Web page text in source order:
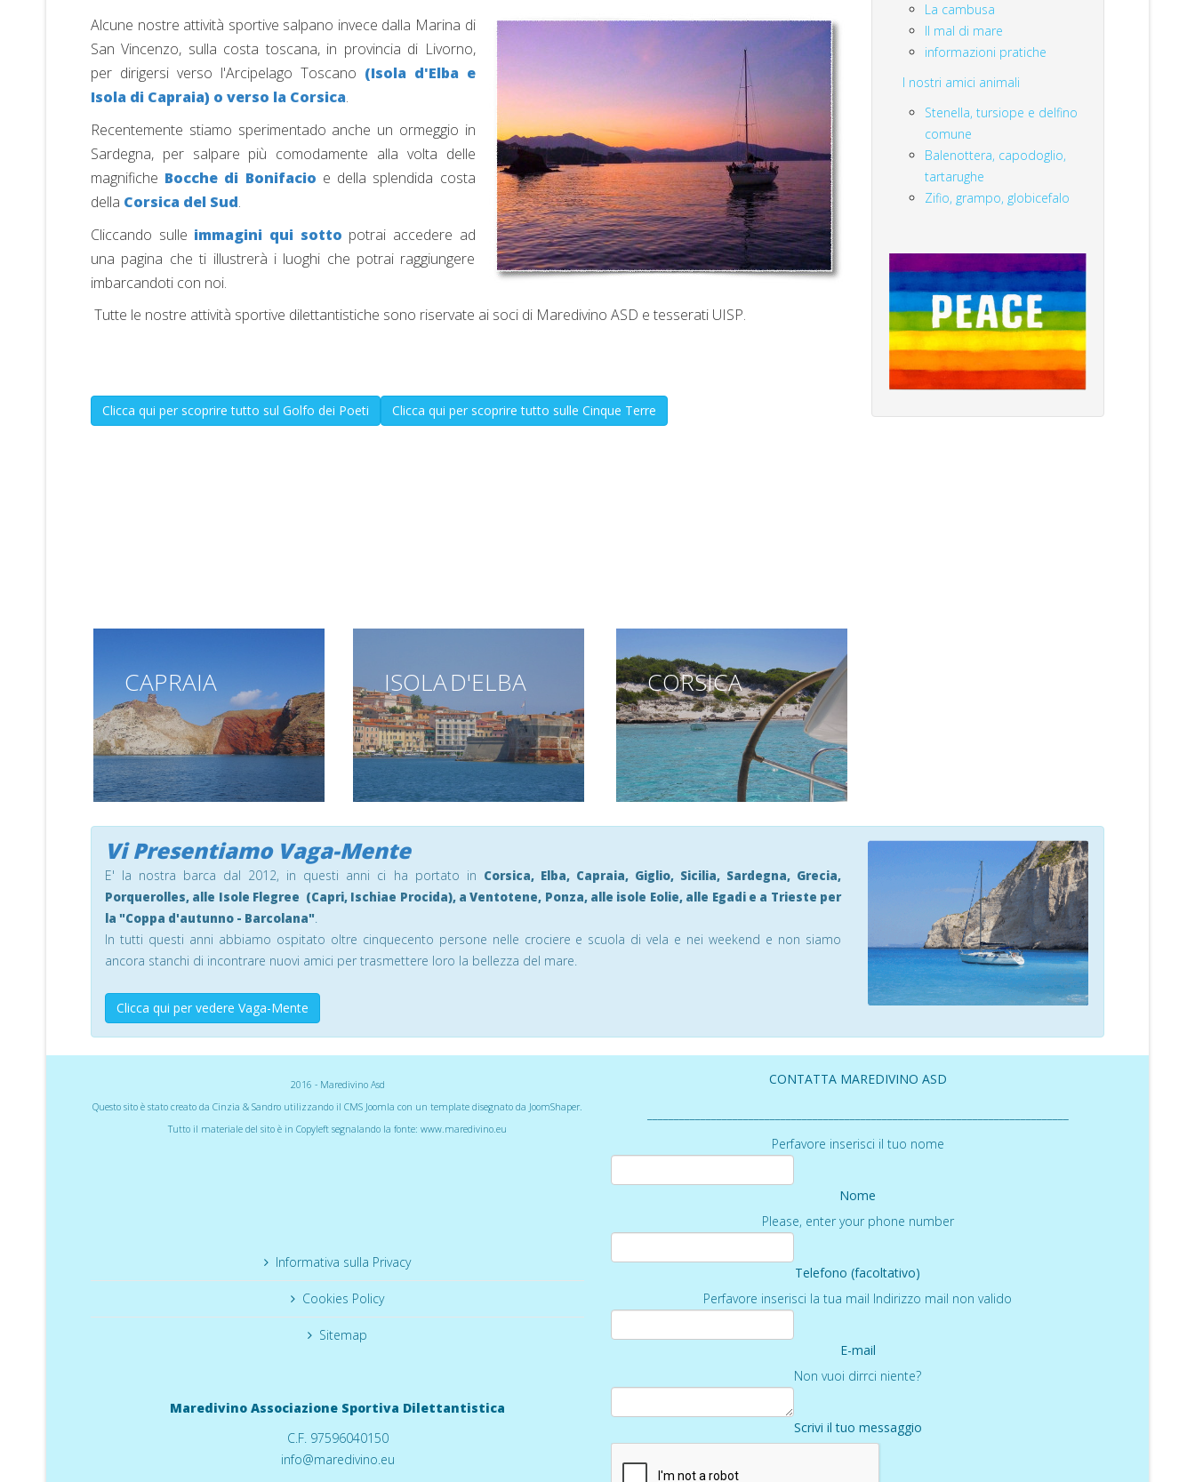
Alcune nostre attività sportive salpano invece dalla Marina di
San Vincenzo, sulla costa toscana, in provincia di Livorno,
per dirigersi verso l'Arcipelago Toscano (Isola d'Elba e
Isola di Capraia) o verso la Corsica.
Recentemente stiamo sperimentado anche un ormeggio in
Sardegna, per salpare più comodamente alla volta delle
magnifiche Bocche di Bonifacio e della splendida costa
della Corsica del Sud.
Cliccando sulle immagini qui sotto potrai accedere ad
una pagina che ti illustrerà i luoghi che potrai raggiungere
imbarcandoti con noi.
Tutte le nostre attività sportive dilettantistiche sono riservate ai soci di Maredivino ASD e tesserati UISP.
Clicca qui per scoprire tutto sul Golfo dei Poeti Clicca qui per scoprire tutto sulle Cinque Terre
La cambusa
Il mal di mare
informazioni pratiche
I nostri amici animali
Stenella, tursiope e delfino
comune
Balenottera, capodoglio,
tartarughe
Zifio, grampo, globicefalo
CAPRAIA ISOLA D'ELBA
La maggiore delle isole
toscane
CORSICA
L'isola incontaminata
Vi Presentiamo Vaga-Mente
E' la nostra barca dal 2012, in questi anni ci ha portato in Corsica, Elba, Capraia, Giglio, Sicilia, Sardegna, Grecia,
Porquerolles, alle Isole Flegree (Capri, Ischiae Procida), a Ventotene, Ponza, alle isole Eolie, alle Egadi e a Trieste per
la "Coppa d'autunno - Barcolana".
In tutti questi anni abbiamo ospitato oltre cinquecento persone nelle crociere e scuola di vela e nei weekend e non siamo
ancora stanchi di incontrare nuovi amici per trasmettere loro la bellezza del mare.
Clicca qui per vedere Vaga-Mente
2016 - Maredivino Asd
Questo sito è stato creato da Cinzia & Sandro utilizzando il CMS Joomla con un template disegnato da JoomShaper.
Tutto il materiale del sito è in Copyleft segnalando la fonte: www.maredivino.eu
Informativa sulla Privacy
Cookies Policy
Sitemap
Maredivino Associazione Sportiva Dilettantistica
C.F. 97596040150
info@maredivino.eu
CONTATTA MAREDIVINO ASD
Perfavore inserisci il tuo nome
Nome
Please, enter your phone number
Telefono (facoltativo)
Perfavore inserisci la tua mail Indirizzo mail non valido
E-mail
Non vuoi dirrci niente?
Scrivi il tuo messaggio